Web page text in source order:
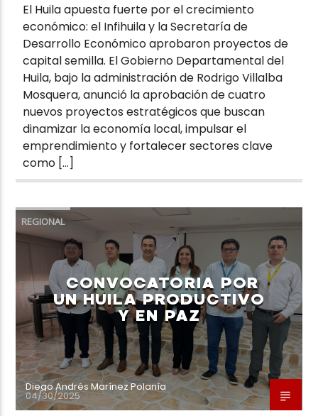
El Huila apuesta fuerte por el crecimiento
económico: el Infihuila y la Secretaría de
Desarrollo Económico aprobaron proyectos de
capital semilla. El Gobierno Departamental del
Huila, bajo la administración de Rodrigo Villalba
Mosquera, anunció la aprobación de cuatro
nuevos proyectos estratégicos que buscan
dinamizar la economía local, impulsar el
emprendimiento y fortalecer sectores clave
como […]
REGIONAL
CONVOCATORIA POR
UN HUILA PRODUCTIVO
Y EN PAZ
Diego Andrés Marínez Polanía
04/30/2025